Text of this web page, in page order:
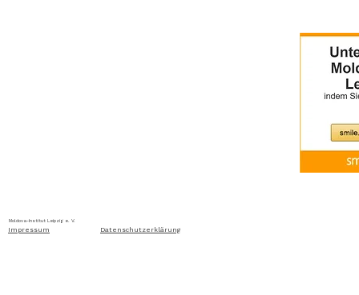
Moldova-Institut Leipzig e. V. Ritterstraße 24, D-04109
Impressum Datenschutzerklärung